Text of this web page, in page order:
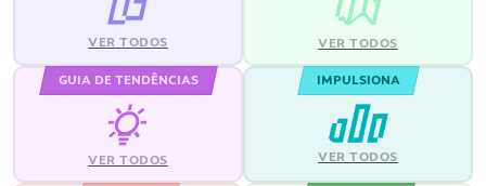
VER TODOS VER TODOS
GUIA DE TENDÊNCIAS
VER TODOS
IMPULSIONA
VER TODOS